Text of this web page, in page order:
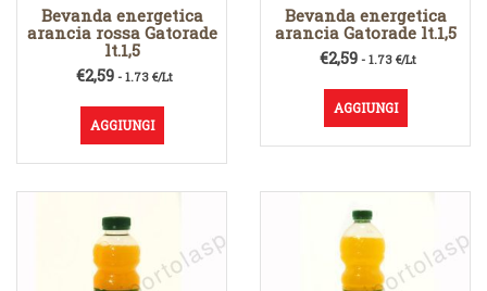
Bevanda energetica
arancia rossa Gatorade
lt.1,5
€2,59 - 1.73 €/Lt
AGGIUNGI
Bevanda energetica
arancia Gatorade lt.1,5
€2,59 - 1.73 €/Lt
AGGIUNGI